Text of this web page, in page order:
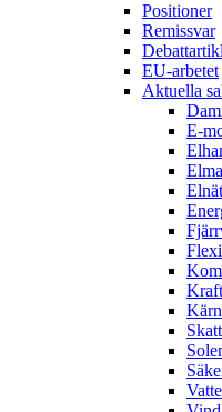
Positioner
Remissvar
EU-arbetet
Aktuella
E-